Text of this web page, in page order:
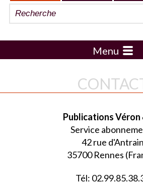
Menu
Publications Véron
Service
42 rue d'Antrain
35700 Rennes
Tél: